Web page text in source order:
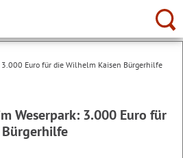
3.000 Euro für die Wilhelm Kaisen Bürgerhilfe
Weserpark: 3.000 Euro für